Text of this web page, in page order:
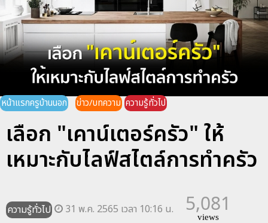
หน้าแรกครูบ้านนอก ข่าว/บทความ ความรู้ทั่วไป
เลือก "เคาน์เตอร์ครัว" ให้
เหมาะกับไลฟ์สไตล์การทำครัว
ความรู้ทั่วไป 31 พ.ค. 2565 เวลา 10:16 น. 5,081
views